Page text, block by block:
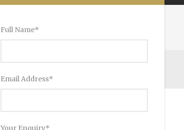
Full Name*
Email Address*
Your Enquiry*